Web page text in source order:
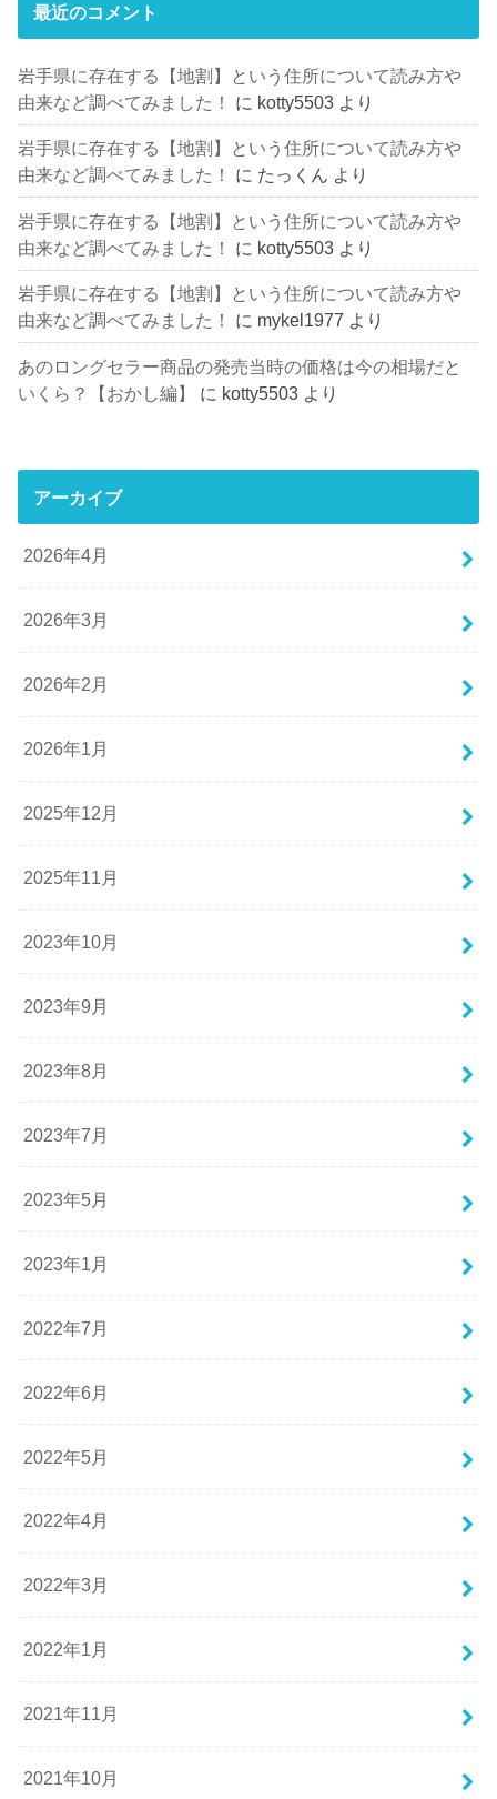
最近のコメント
岩手県に存在する【地割】という住所について読み方や
由来など調べてみました！
に kotty5503 より
岩手県に存在する【地割】という住所について読み方や
由来など調べてみました！
に たっくん より
岩手県に存在する【地割】という住所について読み方や
由来など調べてみました！
に kotty5503 より
岩手県に存在する【地割】という住所について読み方や
由来など調べてみました！
に mykel1977 より
あのロングセラー商品の発売当時の価格は今の相場だと
いくら？【おかし編】
に kotty5503 より
アーカイブ
2026年4月
2026年3月
2026年2月
2026年1月
2025年12月
2025年11月
2023年10月
2023年9月
2023年8月
2023年7月
2023年5月
2023年1月
2022年7月
2022年6月
2022年5月
2022年4月
2022年3月
2022年1月
2021年11月
2021年10月